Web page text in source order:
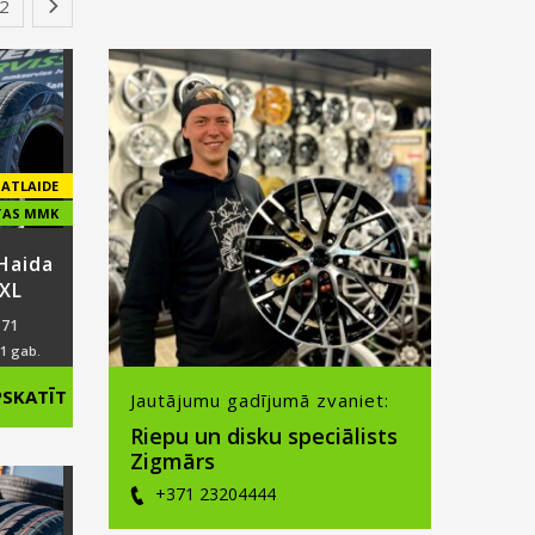
2
ATLAIDE
MMK
71
gab.
Jautājumu gadījumā zvaniet:
Riepu un disku speciālists
Zigmārs
+371 23204444